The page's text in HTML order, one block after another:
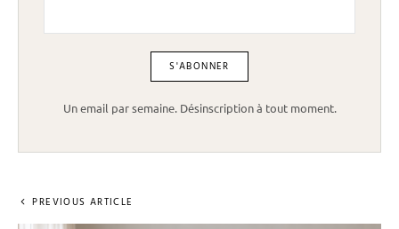
Un email par semaine. Désinscription à tout moment.
PREVIOUS ARTICLE